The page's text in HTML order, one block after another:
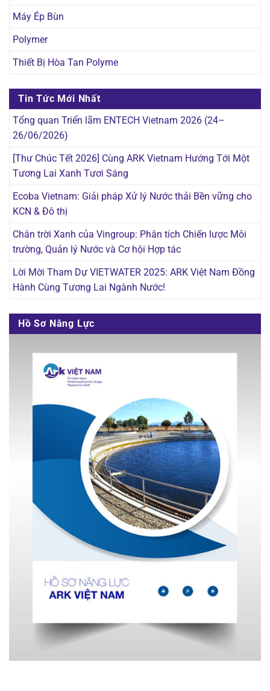
Máy Ép Bùn
Polymer
Thiết Bị Hòa Tan Polyme
Tin Tức Mới Nhất
Tổng quan Triển lãm ENTECH Vietnam 2026 (24–
26/06/2026)
[Thư Chúc Tết 2026] Cùng ARK Vietnam Hướng Tới Một
Tương Lai Xanh Tươi Sáng
Ecoba Vietnam: Giải pháp Xử lý Nước thải Bền vững cho
KCN & Đô thị
Chân trời Xanh của Vingroup: Phân tích Chiến lược Môi
trường, Quản lý Nước và Cơ hội Hợp tác
Lời Mời Tham Dự VIETWATER 2025: ARK Việt Nam Đồng
Hành Cùng Tương Lai Ngành Nước!
Hồ Sơ Năng Lực